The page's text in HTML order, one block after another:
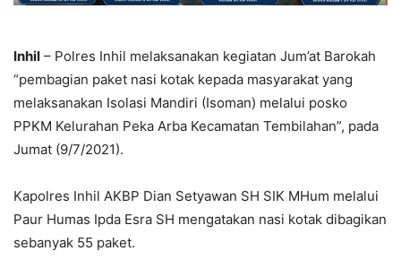
Inhil – Polres Inhil melaksanakan kegiatan Jum’at Barokah
“pembagian paket nasi kotak kepada masyarakat yang
melaksanakan Isolasi Mandiri (Isoman) melalui posko
PPKM Kelurahan Peka Arba Kecamatan Tembilahan”, pada
Jumat (9/7/2021).
Kapolres Inhil AKBP Dian Setyawan SH SIK MHum melalui
Paur Humas Ipda Esra SH mengatakan nasi kotak dibagikan
sebanyak 55 paket.